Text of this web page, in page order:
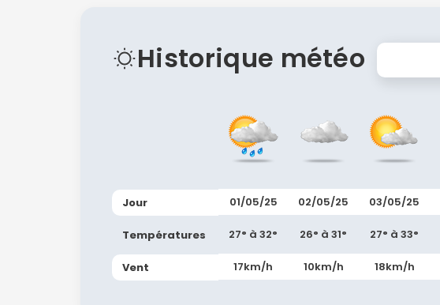
Historique météo
Jour
Températures
Vent
01/05/25
27° à 32°
17km/h
02/05/25
26° à 31°
10km/h
03/05/25
27° à 33°
18km/h